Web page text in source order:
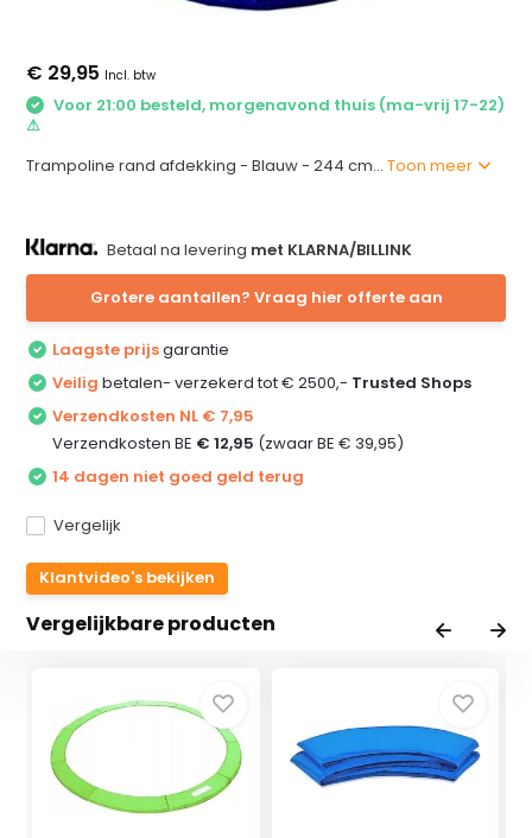
€ 29,95 Incl. btw
Voor 21:00 besteld, morgenavond thuis (ma-vrij 17-22)
⚠
Trampoline rand afdekking - Blauw - 244 cm...Toon meer
Betaal na levering met KLARNA/BILLINK
Klantvideo's bekijken
Grotere aantallen? Vraag hier offerte aan
Laagste prijsgarantie
Veilig betalen- verzekerd tot € 2500,- Trusted Shops
Verzendkosten NL € 7,95
Verzendkosten BE € 12,95 (zwaar BE € 39,95)
14 dagen niet goed geld terug
Vergelijk
Vergelijkbare producten